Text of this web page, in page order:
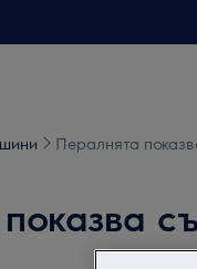
Пералнята